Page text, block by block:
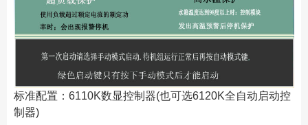
标准配置：6110K数显控制器(也可选6120K全自动启动控
制器)